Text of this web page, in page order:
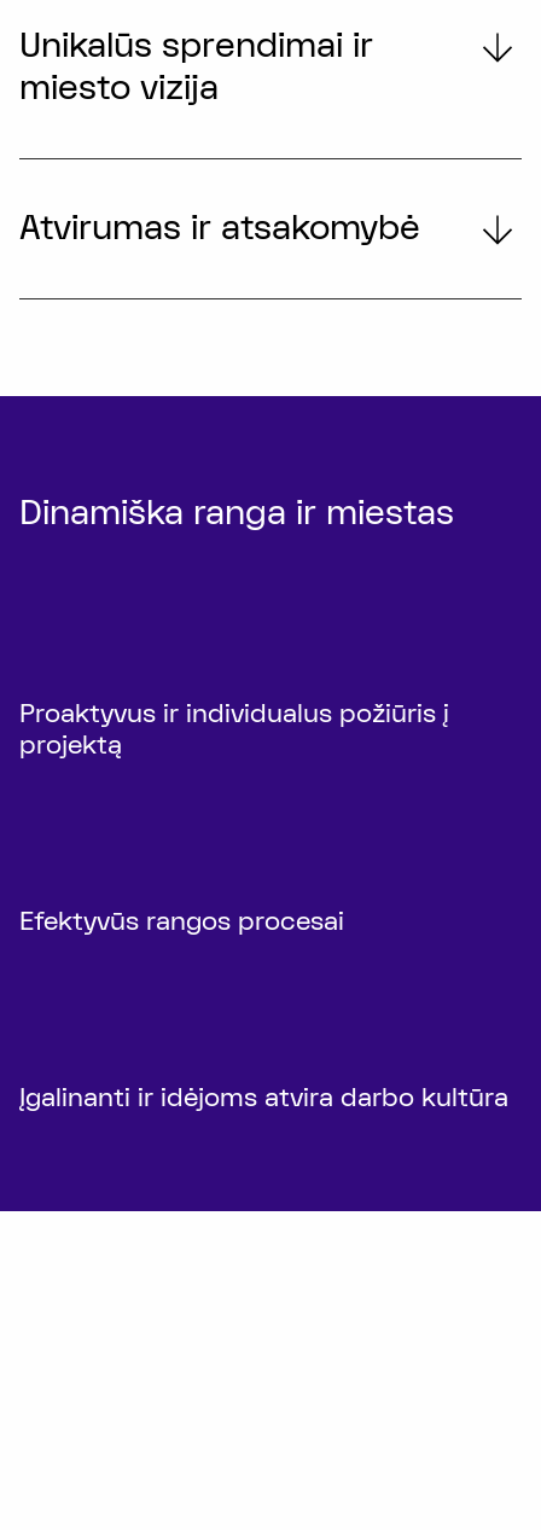
Unikalūs sprendimai ir
miesto vizija
Atvirumas ir atsakomybė
Dinamiška ranga ir miestas
Proaktyvus ir individualus požiūris į
projektą
Efektyvūs rangos procesai
Įgalinanti ir idėjoms atvira darbo kultūra